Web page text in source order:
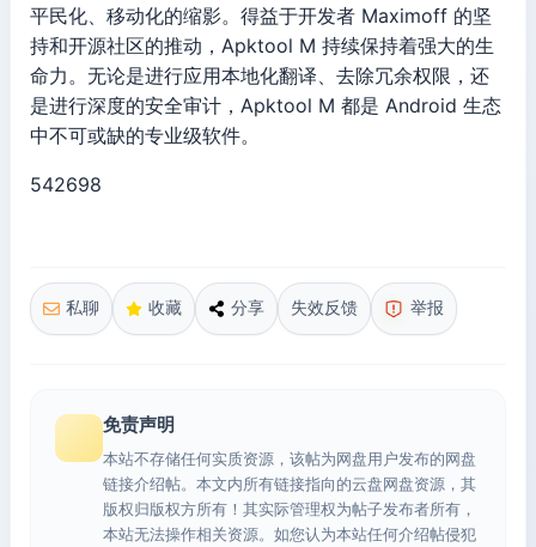
平民化、移动化的缩影。得益于开发者 Maximoff 的坚
持和开源社区的推动，Apktool M 持续保持着强大的生
命力。无论是进行应用本地化翻译、去除冗余权限，还
是进行深度的安全审计，Apktool M 都是 Android 生态
中不可或缺的专业级软件。
542698
私聊 收藏 分享 失效反馈 举报
免责声明
本站不存储任何实质资源，该帖为网盘用户发布的网盘
链接介绍帖。本文内所有链接指向的云盘网盘资源，其
版权归版权方所有！其实际管理权为帖子发布者所有，
本站无法操作相关资源。如您认为本站任何介绍帖侵犯